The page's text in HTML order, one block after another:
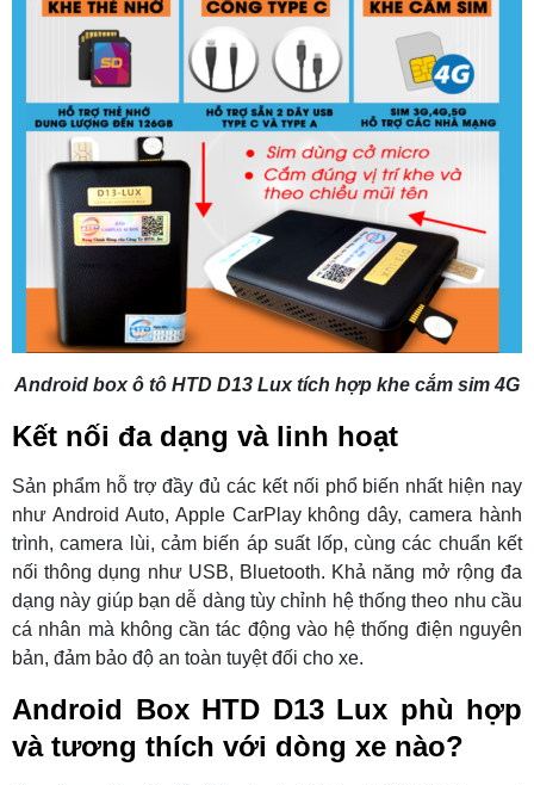
Android box ô tô HTD D13 Lux tích hợp khe cắm sim 4G
Kết nối đa dạng và linh hoạt
Sản phẩm hỗ trợ đầy đủ các kết nối phổ biến nhất hiện nay
như Android Auto, Apple CarPlay không dây, camera hành
trình, camera lùi, cảm biến áp suất lốp, cùng các chuẩn kết
nối thông dụng như USB, Bluetooth. Khả năng mở rộng đa
dạng này giúp bạn dễ dàng tùy chỉnh hệ thống theo nhu cầu
cá nhân mà không cần tác động vào hệ thống điện nguyên
bản, đảm bảo độ an toàn tuyệt đối cho xe.
Android Box HTD D13 Lux phù hợp
và tương thích với dòng xe nào?